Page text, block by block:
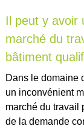
Il peut y avoir
marché du
bâtiment
Dans le domaine
un inconvénient
marché du travail
de la demande